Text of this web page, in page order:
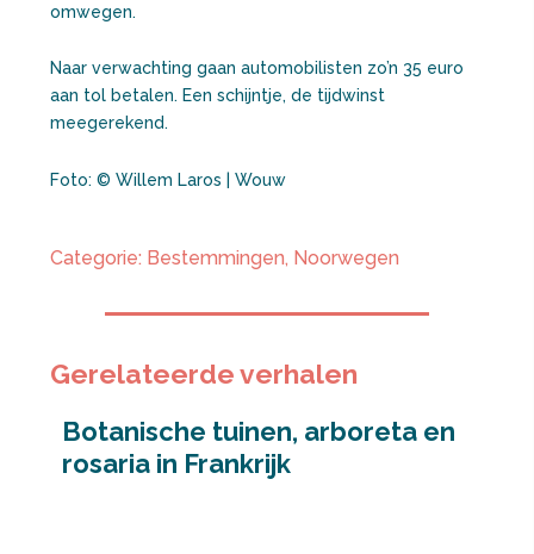
omwegen.
Naar verwachting gaan automobilisten zo’n 35 euro
aan tol betalen. Een schijntje, de tijdwinst
meegerekend.
Foto: © Willem Laros | Wouw
Categorie: Bestemmingen, Noorwegen
Gerelateerde verhalen
Botanische tuinen, arboreta en
rosaria in Frankrijk